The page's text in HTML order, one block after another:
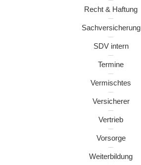
Recht & Haftung
Sachversicherung
SDV intern
Termine
Vermischtes
Versicherer
Vertrieb
Vorsorge
Weiterbildung